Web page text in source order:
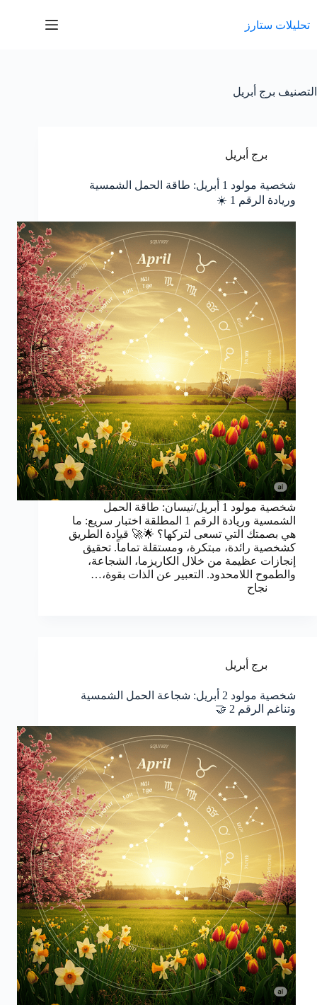
المحتوى
تحليلات ستارز
التصنيف برج أبريل
برج أبريل
شخصية مولود 1 أبريل: طاقة الحمل الشمسية
وريادة الرقم 1 ☀️
شخصية مولود 1 أبريل/نيسان: طاقة الحمل
الشمسية وريادة الرقم 1 المطلقة اختبار سريع: ما
هي بصمتك التي تسعى لتركها؟ 🌟🚀 قيادة الطريق
كشخصية رائدة، مبتكرة، ومستقلة تماماً. تحقيق
إنجازات عظيمة من خلال الكاريزما، الشجاعة،
والطموح اللامحدود. التعبير عن الذات بقوة،…
نجاح
برج أبريل
شخصية مولود 2 أبريل: شجاعة الحمل الشمسية
وتناغم الرقم 2 🤝